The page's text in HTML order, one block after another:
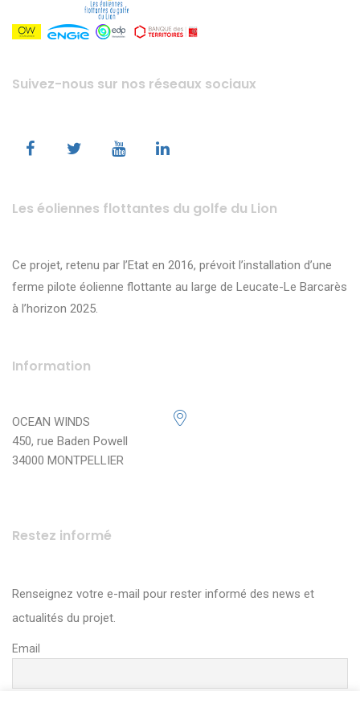
Suivez-nous sur nos réseaux sociaux
Les éoliennes flottantes du golfe du Lion
Ce projet, retenu par l’Etat en 2016, prévoit l’installation d’une
ferme pilote éolienne flottante au large de Leucate-Le Barcarès
à l’horizon 2025.
Information
OCEAN WINDS
450, rue Baden Powell
34000 MONTPELLIER
Restez informé
Renseignez votre e-mail pour rester informé des news et
actualités du projet.
Email